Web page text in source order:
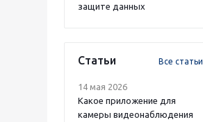
защите данных
Статьи Все статьи
14 мая 2026
Какое приложение для
камеры видеонаблюдения